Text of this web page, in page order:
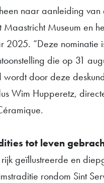
naar aanleiding
Maastricht Museum en
2025. “Deze nominatie
die op 31
door deze
Wim Hupperetz,
tot leven
geïllustreerde en
rondom Sint